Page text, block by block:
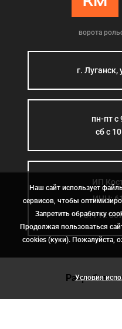
ворота
г. Луганск,
пн-пт с
сб с
ИП
ИНН:
ОГРН:
Разработка
Наш сайт использует
сервисов, чтобы
Запретить обработку
Продолжая пользоваться
cookies (куки). Пожалуйста,
Условия